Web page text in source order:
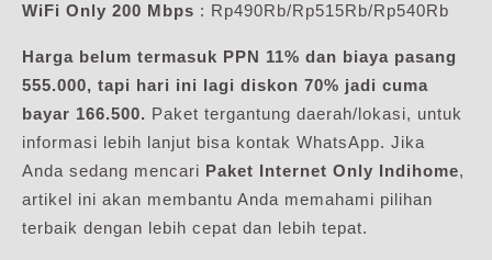
WiFi Only 200 Mbps : Rp490Rb/Rp515Rb/Rp540Rb
Harga belum termasuk PPN 11% dan biaya pasang
555.000, tapi hari ini lagi diskon 70% jadi cuma
bayar 166.500. Paket tergantung daerah/lokasi, untuk
informasi lebih lanjut bisa kontak WhatsApp. Jika
Anda sedang mencari Paket Internet Only Indihome,
artikel ini akan membantu Anda memahami pilihan
terbaik dengan lebih cepat dan lebih tepat.